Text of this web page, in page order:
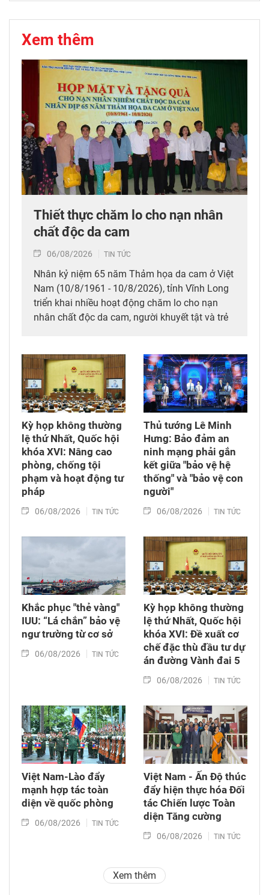
Xem thêm
Thiết thực chăm lo cho nạn nhân
chất độc da cam
06/08/2026 TIN TỨC
Nhân kỷ niệm 65 năm Thảm họa da cam ở Việt
Nam (10/8/1961 - 10/8/2026), tỉnh Vĩnh Long
triển khai nhiều hoạt động chăm lo cho nạn
nhân chất độc da cam, người khuyết tật và trẻ
da cam, góp phần bảo đảm an sinh xã hội.
Kỳ họp không thường
lệ thứ Nhất, Quốc hội
khóa XVI: Nâng cao
phòng, chống tội
phạm và hoạt động tư
pháp
06/08/2026 TIN TỨC
Thủ tướng Lê Minh
Hưng: Bảo đảm an
ninh mạng phải gắn
kết giữa "bảo vệ hệ
thống" và "bảo vệ con
người"
06/08/2026 TIN TỨC
Khắc phục "thẻ vàng"
IUU: “Lá chắn” bảo vệ
ngư trường từ cơ sở
06/08/2026 TIN TỨC
Kỳ họp không thường
lệ thứ Nhất, Quốc hội
khóa XVI: Đề xuất cơ
chế đặc thù đầu tư dự
án đường Vành đai 5
06/08/2026 TIN TỨC
Việt Nam-Lào đẩy
mạnh hợp tác toàn
diện về quốc phòng
06/08/2026 TIN TỨC
Việt Nam - Ấn Độ thúc
đẩy hiện thực hóa Đối
tác Chiến lược Toàn
diện Tăng cường
06/08/2026 TIN TỨC
Xem thêm